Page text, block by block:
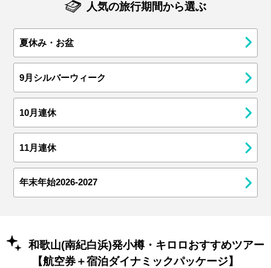
人気の旅行期間から選ぶ
夏休み・お盆
9月シルバーウィーク
10月連休
11月連休
年末年始2026-2027
和歌山(南紀白浜)発小樽・キロロおすすめツアー
【航空券＋宿泊ダイナミックパッケージ】